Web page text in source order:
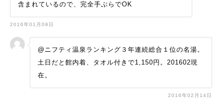
含まれているので、完全手ぶらでOK
2016年01月09日
@ニフティ温泉ランキング３年連続総合１位の名湯。
土日だと館内着、タオル付きで1,150円。201602現
在。
2016年02月14日